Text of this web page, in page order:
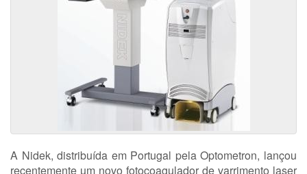
A Nidek, distribuída em Portugal pela Optometron, lançou
recentemente um novo fotocoagulador de varrimento laser